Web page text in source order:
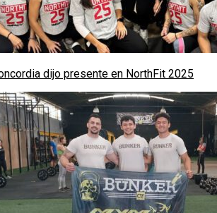
dijo presente en NorthFit 2025